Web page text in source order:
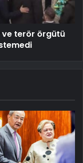
ve terör örgütü